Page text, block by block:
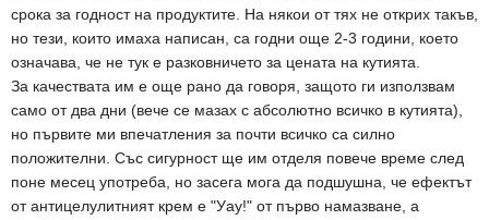
срока за годност на продуктите. На някои от тях не открих такъв,
но тези, които имаха написан, са годни още 2-3 години, което
означава, че не тук е разковничето за цената на кутията.
За качествата им е още рано да говоря, защото ги използвам
само от два дни (вече се мазах с абсолютно всичко в кутията),
но първите ми впечатления за почти всичко са силно
положителни. Със сигурност ще им отделя повече време след
поне месец употреба, но засега мога да подшушна, че ефектът
от антицелулитният крем е "Уау!" от първо намазване, а